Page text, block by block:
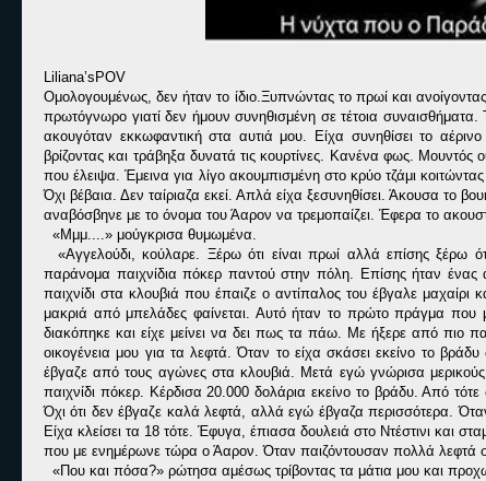
Liliana’s POV
Ομολογουμένως, δεν ήταν το ίδιο.Ξυπνώντας το πρωί και
πρωτόγνωρο γιατί δεν ήμουν συνηθισμένη σε τέτοια
ακουγόταν εκκωφαντική στα αυτιά μου. Είχα συνηθίσει το
βρίζοντας και τράβηξα δυνατά τις κουρτίνες. Κανένα φως. Μουντός
που έλειψα. Έμεινα για λίγο ακουμπισμένη στο κρύο τζάμι
Όχι βέβαια. Δεν ταίριαζα εκεί. Απλά είχα ξεσυνηθίσει. Άκουσα το
αναβόσβηνε με το όνομα του Άαρον να τρεμοπαίζει. Έφερα το
«Μμμ....» μούγκρισα θυμωμένα.
«Αγγελούδι, κούλαρε. Ξέρω ότι είναι πρωί αλλά επίσης ξέρω
παράνομα παιχνίδια πόκερ παντού στην πόλη. Επίσης ήταν ένας
παιχνίδι στα κλουβιά που έπαιζε ο αντίπαλος του έβγαλε
μακριά από μπελάδες φαίνεται. Αυτό ήταν το πρώτο πράγμα που
διακόπηκε και είχε μείνει να δει πως τα πάω. Με ήξερε από πιο
οικογένεια μου για τα λεφτά. Όταν το είχα σκάσει εκείνο το
έβγαζε από τους αγώνες στα κλουβιά. Μετά εγώ γνώρισα
παιχνίδι πόκερ. Κέρδισα 20.000 δολάρια εκείνο το βράδυ. Από
Όχι ότι δεν έβγαζε καλά λεφτά, αλλά εγώ έβγαζα περισσότερα.
Είχα κλείσει τα 18 τότε. Έφυγα, έπιασα δουλειά στο Ντέστινι και
που με ενημέρωνε τώρα ο Άαρον. Όταν παιζόντουσαν πολλά λεφτά
«Που και πόσα?» ρώτησα αμέσως τρίβοντας τα μάτια μου και